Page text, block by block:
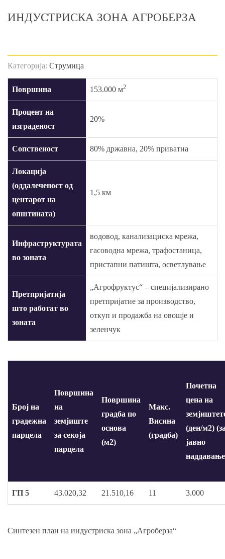
ИНДУСТРИСКА ЗОНА АГРОБЕРЗА
Категорија: Струмица
Површина 153.000 м2
Процент на
изграденост
20%
Сопственост 80% државна, 20% приватна
Локација
(оддалеченост од
центарот на
општината)
1,5 км
Инфраструктурата
во зоната
водовод, канализациска мрежа,
гасоводна мрежа, трафостаница,
пристапни патишта, осветлување
Претпријатија
што работат во
зоната
„Агрофруктус“ – специјализирано
претпријатие за производство,
откуп и продажба на овошје и
зеленчук
Број на
градежна
парцела
Површина
на
земјиште
за секоја
парцела
Површина
градба по
основа
(м2)
Макс.
Висина
(градба)
Почетна
цена на
(ден/м2)
јавно
ГП 5 43.020,32 21.510,16 11 3.000
Синтезен план на индустриска зона „Агроберза“